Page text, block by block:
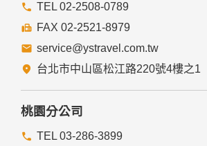
提供的連結，點選進入其他網站。但該連結
的隱私權保護政策，您必須參考該連結網站
策。
五、與第三人共用個人資料之政策
本網站絕不會提供、交換、出租或出售任何
他個人、團體、私人企業或公務機關，但
務者，不在此限。
前項但書之情形包括不限於：
TEL 02-2508-0789
FAX 02-2521-8979
service@ystravel.com.tw
台北市中山區松江路220號4樓之1
桃園分公司
TEL 03-286-3899